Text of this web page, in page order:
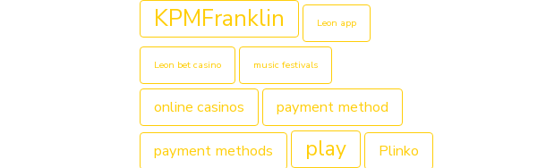
KPMFranklin Leon app
Leon bet casino music festivals
online casinos payment method
payment methods play Plinko